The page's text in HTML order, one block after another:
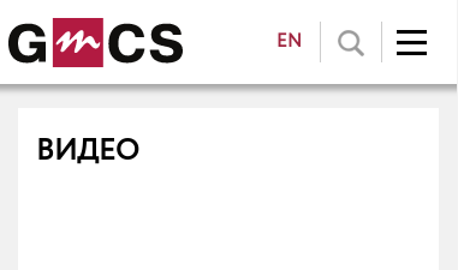
EN
ВИДЕО